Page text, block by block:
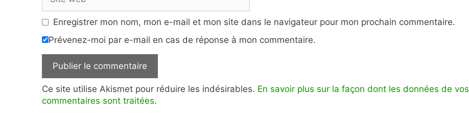
web
Enregistrer mon nom, mon e-mail et mon site dans le navigateur pour mon prochain commentaire.
Prévenez-moi par e-mail en cas de réponse à mon commentaire.
Ce site utilise Akismet pour réduire les indésirables. En savoir plus sur la façon dont les données de vos
commentaires sont traitées.